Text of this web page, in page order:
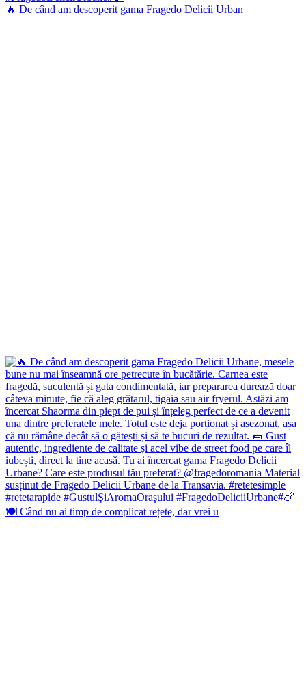
🔥 De când am descoperit gama Fragedo Delicii Urban
🍽️ Când nu ai timp de complicat rețete, dar vrei u